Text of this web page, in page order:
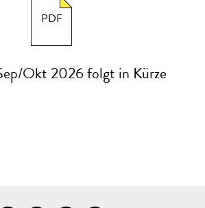
PDF
Okt 2026 folgt in Kürze